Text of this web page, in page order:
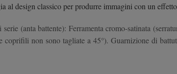
al design classico per produrre immagini con un
(anta battente): Ferramenta cromo-satinata
coprifili non sono tagliate a 45°). Guarnizione di